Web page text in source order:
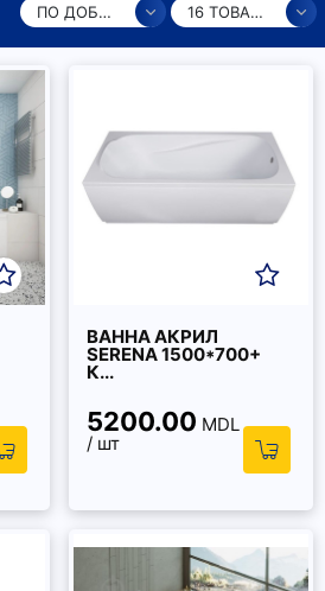
ПО ДОБАВЛЕНИЮ 16 ТОВАРОВ
ВАННА АКРИЛ
SERENA 1500*700+
К...
5200.00 MDL
/ шт